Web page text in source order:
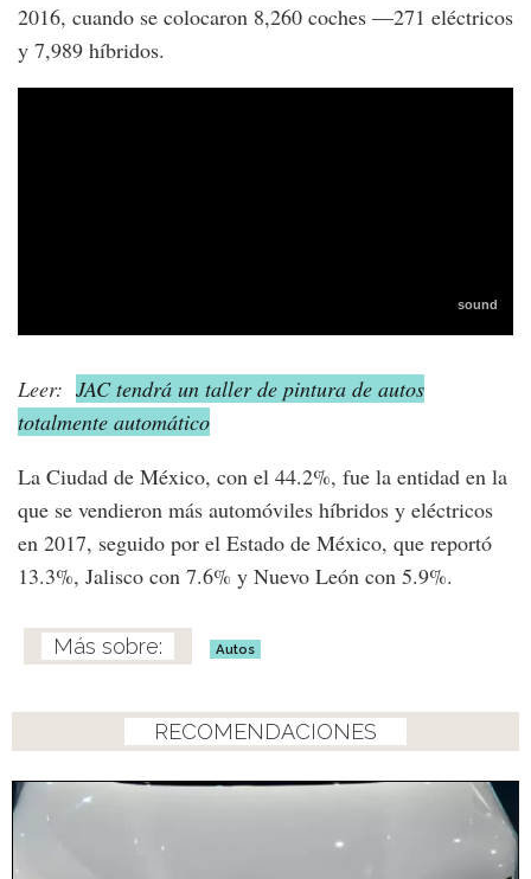
2016, cuando se colocaron 8,260 coches —271 eléctricos
y 7,989 híbridos.
Leer: JAC tendrá un taller de pintura de autos
totalmente automático
La Ciudad de México, con el 44.2%, fue la entidad en la
que se vendieron más automóviles híbridos y eléctricos
en 2017, seguido por el Estado de México, que reportó
13.3%, Jalisco con 7.6% y Nuevo León con 5.9%.
Autos
RECOMENDACIONES